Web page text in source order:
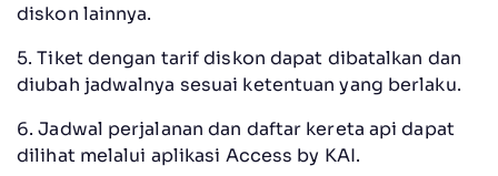
diskon lainnya.
5. Tiket dengan tarif diskon dapat dibatalkan dan
diubah jadwalnya sesuai ketentuan yang berlaku.
6. Jadwal perjalanan dan daftar kereta api dapat
dilihat melalui aplikasi Access by KAI.